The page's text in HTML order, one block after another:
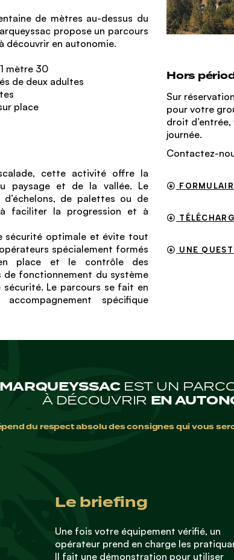
de mètres au-dessus du
propose un parcours
découvrir en autonomie.
mètre 30
de deux adultes
place
cette activité offre la
paysage et de la vallée. Le
de palettes ou de
faciliter la progression et à
sécurité optimale et évite tout
spécialement formés
place et le contrôle des
de fonctionnement du système
Le parcours se fait en
spécifique
Hors
Sur
pour votre
droit
journée.
Contactez-
UNE
EST UN
À DÉCOUVRIR EN
du respect absolu des consignes qui vous
Le briefing
Une fois votre équipement vérifié, un
opérateur prend en charge les
Il fait une démonstration pour utiliser